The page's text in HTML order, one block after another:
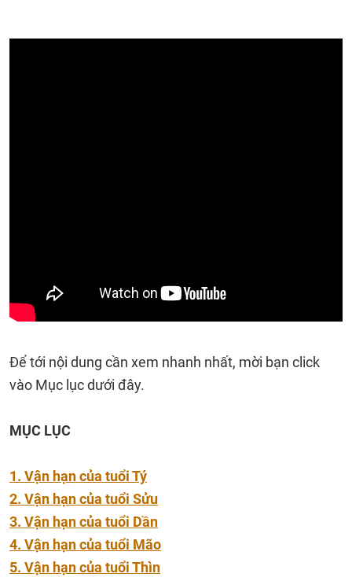
Để tới nội dung cần xem nhanh nhất, mời bạn click
vào Mục lục dưới đây.
MỤC LỤC
1. Vận hạn của tuổi Tý
2. Vận hạn của tuổi Sửu
3. Vận hạn của tuổi Dần
4. Vận hạn của tuổi Mão
5. Vận hạn của tuổi Thìn